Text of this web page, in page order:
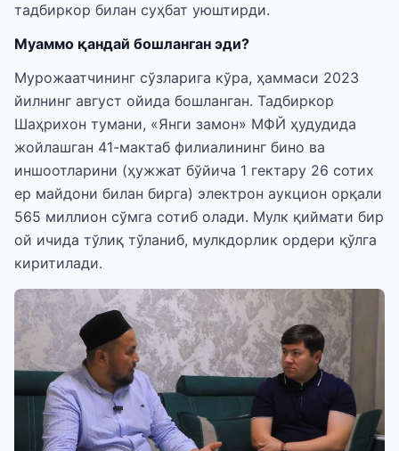
тадбиркор билан суҳбат уюштирди.
Муаммо қандай бошланган эди?
Мурожаатчининг сўзларига кўра, ҳаммаси 2023
йилнинг август ойида бошланган. Тадбиркор
Шаҳрихон тумани, «Янги замон» МФЙ ҳудудида
жойлашган 41-мактаб филиалининг бино ва
иншоотларини (ҳужжат бўйича 1 гектару 26 сотих
ер майдони билан бирга) электрон аукцион орқали
565 миллион сўмга сотиб олади. Мулк қиймати бир
ой ичида тўлиқ тўланиб, мулкдорлик ордери қўлга
киритилади.